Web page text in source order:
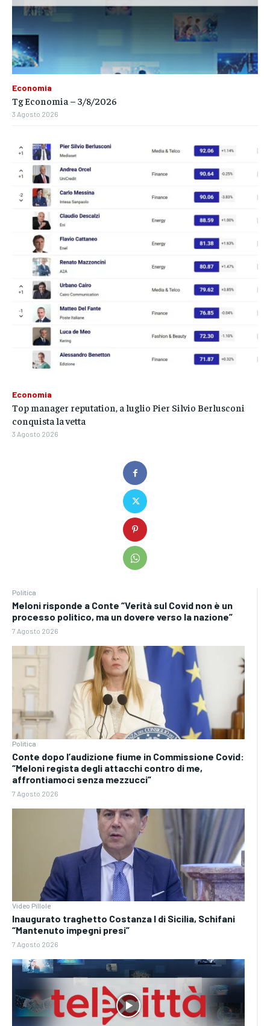
Politica
Meloni risponde a Conte “Verità sul Covid non è un
processo politico, ma un dovere verso la nazione”
7 Agosto 2026
Politica
Conte dopo l’audizione fiume in Commissione Covid:
“Meloni regista degli attacchi contro di me,
affrontiamoci senza mezzucci”
7 Agosto 2026
Video Pillole
Inaugurato traghetto Costanza I di Sicilia, Schifani
“Mantenuto impegni presi”
7 Agosto 2026
Economia
Tg Economia – 3/8/2026
3 Agosto 2026
Economia
Top manager reputation, a luglio Pier Silvio Berlusconi
conquista la vetta
3 Agosto 2026